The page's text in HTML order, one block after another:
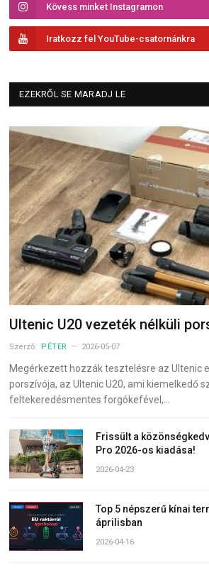
Kövess minket Instagramon
Iratkozz fel YouTube-csatornánkra
EZEKRŐL SE MARADJ LE
Ultenic U20 vezeték nélküli
Szerző: PÉTER 2026-05-07
Megérkezett hozzák tesztelésre az Ultenic
porszívója, az Ultenic U20, ami kiemelkedő
feltekeredésmentes forgókefével,…
Frissült a
Pro 2026-os kiadása!
2026-04-23
Top 5 népszerű kínai
áprilisban
2026-04-16